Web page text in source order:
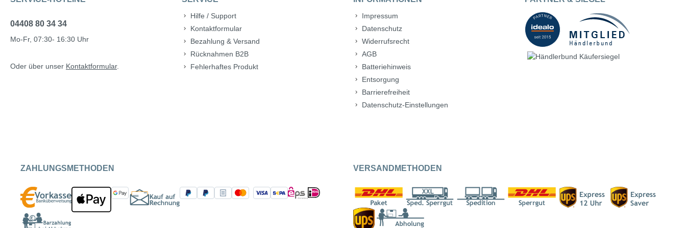
04408 80 34 34
Mo-Fr, 07:30- 16:30 Uhr
Oder über unser Kontaktformular.
Hilfe / Support
Kontaktformular
Bezahlung & Versand
Rücknahmen B2B
Fehlerhaftes Produkt
Impressum
Datenschutz
Widerrufsrecht
AGB
Batteriehinweis
Entsorgung
Barrierefreiheit
Datenschutz-Einstellungen
ZAHLUNGSMETHODEN VERSANDMETHODEN